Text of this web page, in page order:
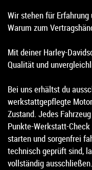
Wir stehen für
Warum zum
Mit deiner Harley-
Qualität und
Bei uns erhältst du
werkstattgepflegte
Zustand. Jedes
Punkte-Werkstatt-
starten und sorgenfrei
technisch geprüft sind,
vollständig ausschließen.